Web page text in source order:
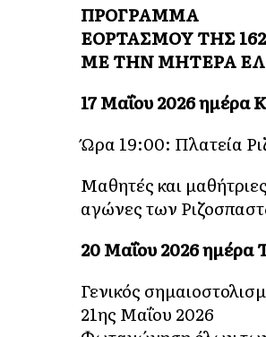
ΠΡΟΓΡΑΜΜΑ
ΕΟΡΤΑΣΜΟΥ ΤΗΣ
ΜΕ ΤΗΝ ΜΗΤΕΡΑ
17 Μαΐου 2026 ημέρα
Ώρα 19:00: Πλατεία
Μαθητές και
αγώνες των
20 Μαΐου 2026 ημέρα
Γενικός
21ης Μαΐου 2026